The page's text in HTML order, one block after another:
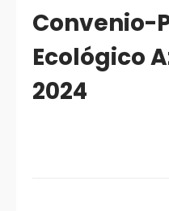
Convenio-
Ecológico
2024